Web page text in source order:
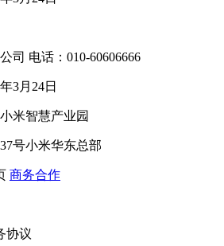
司 电话：010-60606666
3月24日
米智慧产业园
号小米华东总部
商务合作
协议